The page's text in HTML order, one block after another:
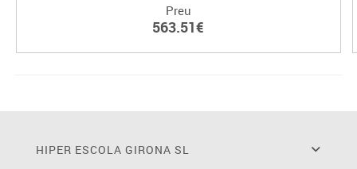
Preu
563.51€
HIPER ESCOLA GIRONA SL